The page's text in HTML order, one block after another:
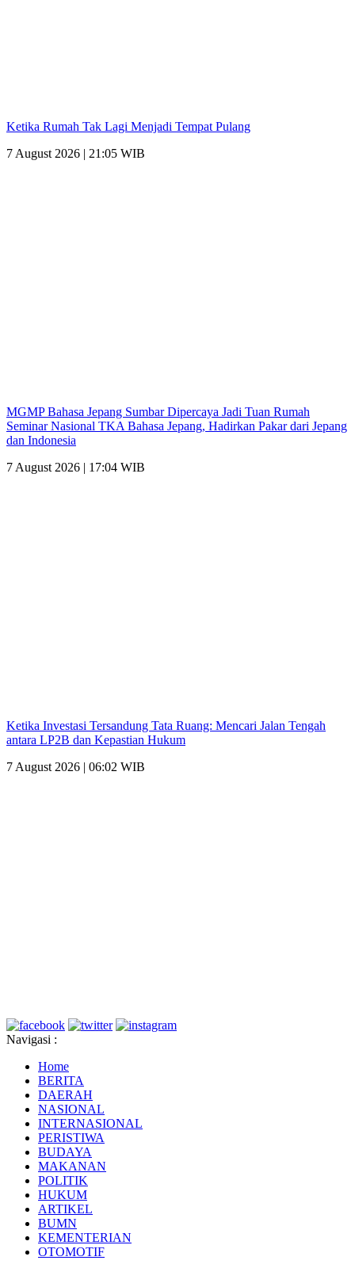
Ketika Rumah Tak Lagi Menjadi Tempat Pulang
7 August 2026 | 21:05 WIB
MGMP Bahasa Jepang Sumbar Dipercaya Jadi Tuan Rumah
Seminar Nasional TKA Bahasa Jepang, Hadirkan Pakar dari Jepang
dan Indonesia
7 August 2026 | 17:04 WIB
Ketika Investasi Tersandung Tata Ruang: Mencari Jalan Tengah
antara LP2B dan Kepastian Hukum
7 August 2026 | 06:02 WIB
Navigasi :
Home
BERITA
DAERAH
NASIONAL
INTERNASIONAL
PERISTIWA
BUDAYA
MAKANAN
POLITIK
HUKUM
ARTIKEL
BUMN
KEMENTERIAN
OTOMOTIF